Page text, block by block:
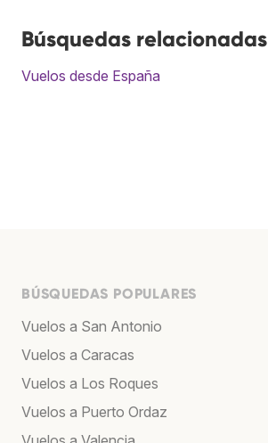
Búsquedas relacionadas
Vuelos desde España
BÚSQUEDAS POPULARES
Vuelos a San Antonio
Vuelos a Caracas
Vuelos a Los Roques
Vuelos a Puerto Ordaz